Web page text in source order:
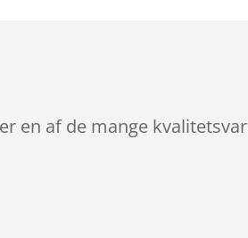
en af de mange